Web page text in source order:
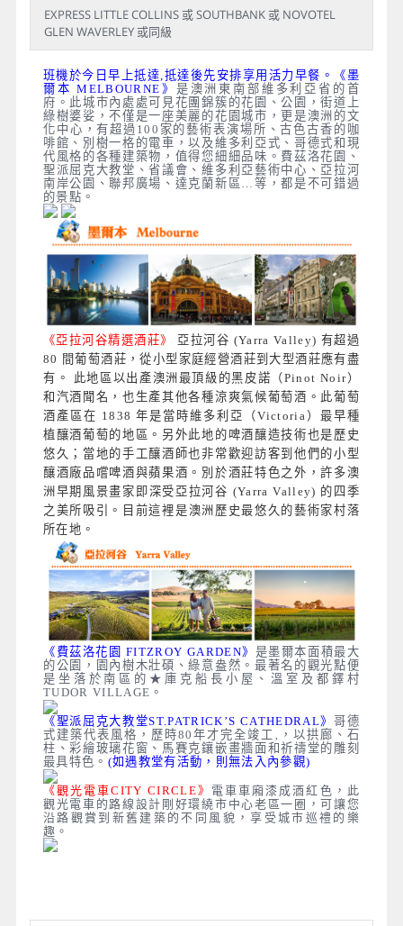
EXPRESS LITTLE COLLINS 或 SOUTHBANK 或 NOVOTEL
GLEN WAVERLEY 或同級
班機於今日早上抵達,抵達後先安排享用活力早餐。《墨
爾本 MELBOURNE》 是澳洲東南部維多利亞省的首
府。此城市內處處可見花團錦簇的花園、公園，街道上
綠樹婆娑，不僅是一座美麗的花園城市，更是澳洲的文
化中心，有超過100家的藝術表演場所、古色古香的咖
啡館、別樹一格的電車，以及維多利亞式、哥德式和現
代風格的各種建築物，值得您細細品味。費茲洛花園、
聖派屈克大教堂、省議會、維多利亞藝術中心、亞拉河
南岸公園、聯邦廣場、達克蘭新區…等，都是不可錯過
的景點。
《亞拉河谷精選酒莊》
亞拉河谷 (Yarra Valley) 有超過
80 間葡萄酒莊，從小型家庭經營酒莊到大型酒莊應有盡
有。 此地區以出產澳洲最頂級的黑皮諾（Pinot Noir）
和汽酒聞名，也生產其他各種涼爽氣候葡萄酒。此葡萄
酒產區在 1838 年是當時維多利亞（Victoria）最早種
植釀酒葡萄的地區。另外此地 的啤酒釀造技術也是歷史
悠久；當地的手工釀酒師也非常歡迎訪客到他們的小型
釀酒廠品嚐啤酒與蘋果酒。別於酒莊特色之外，許多澳
洲早期風景畫家即深受亞拉河谷 (Yarra Valley) 的四季
之美所吸引。 目前這裡是澳洲歷史最悠久的藝術家村落
所在地 。
《 費茲洛花園 FITZROY GARDEN》 是墨爾本面積最大
的公園，園內樹木壯碩、綠意盎然。最著名的觀光點便
是坐落於南區的★庫克船長小屋、溫室及都鐸村
TUDOR VILLAGE。
《聖派屈克大教堂ST.PATRICK’S CATHEDRAL》哥德
式建築代表風格，歷時80年才完全竣工‚，以拱廊、石
柱、彩繪玻璃花窗、馬賽克鑲嵌畫牆面和祈禱堂的雕刻
最具特色。 (如遇教堂有活動，則無法入內參觀)
《觀光電車CITY CIRCLE》 電車車廂漆成酒紅色，此
觀光電車的路線設計剛好環繞市中心老區一圈，可讓您
沿路觀賞到新舊建築的不同風貌，享受城市巡禮的樂
趣。